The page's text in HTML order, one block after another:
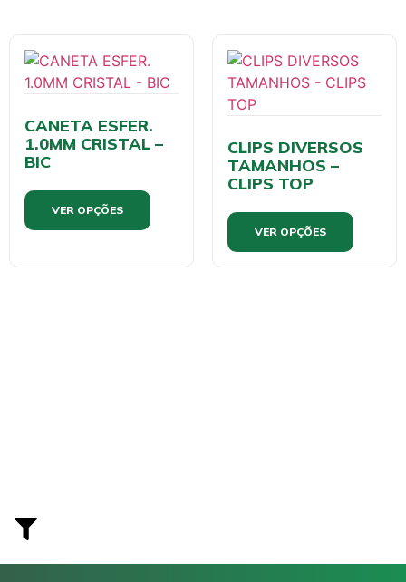
CANETA ESFER.
1.0MM CRISTAL –
BIC
VER OPÇÕES
CLIPS DIVERSOS
TAMANHOS –
CLIPS TOP
VER OPÇÕES